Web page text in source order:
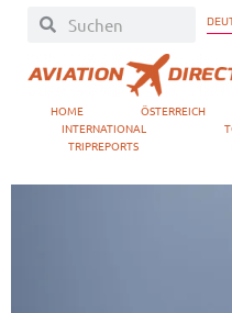
HOME ÖSTERREICH
INTERNATIONAL
TRIPREPORTS